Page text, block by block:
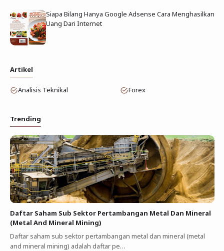
Siapa Bilang Hanya Google Adsense Cara Menghasilkan
Uang Dari Internet
Artikel
Analisis Teknikal Forex
Trending
Daftar Saham Sub Sektor Pertambangan Metal Dan Mineral
(Metal And Mineral Mining)
Daftar saham sub sektor pertambangan metal dan mineral (metal
and mineral mining) adalah daftar pe…